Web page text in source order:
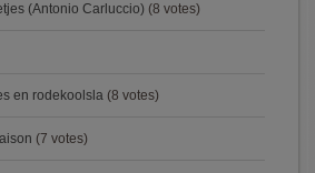
(Antonio Carluccio) (8 votes)
en rodekoolsla (8 votes)
(7 votes)